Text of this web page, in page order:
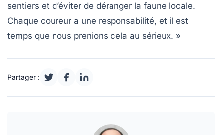
sentiers et d’éviter de déranger la faune locale.
Chaque coureur a une responsabilité, et il est
temps que nous prenions cela au sérieux. »
Partager :